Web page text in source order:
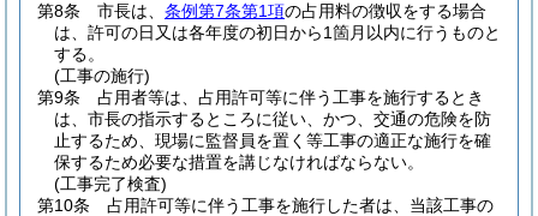
第8条
市長は、 条例第7条第1項の占用料の徴収をする場合
は、許可の日又は各年度の初日から1箇月以内に行うものと
する。
(工事の施行)
第9条
占用者等は、占用許可等に伴う工事を施行するとき
は、市長の指示するところに従い、かつ、交通の危険を防
止するため、現場に監督員を置く等工事の適正な施行を確
保するため必要な措置を講じなければならない。
(工事完了検査)
第10条
占用許可等に伴う工事を施行した者は、当該工事の